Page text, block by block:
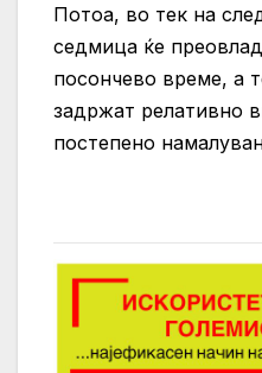
Потоа, во тек на
седмица ќе
посончево време, а
задржат релативно
постепено